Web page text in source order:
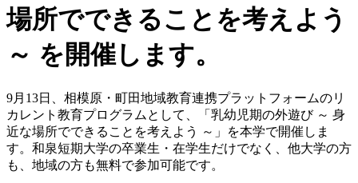
場所でできることを考えよう
～ を開催します。
9月13日、相模原・町田地域教育連携プラットフォームのリ
カレント教育プログラムとして、「乳幼児期の外遊び ～ 身
近な場所でできることを考えよう ～」を本学で開催しま
す。和泉短期大学の卒業生・在学生だけでなく、他大学の方
も、地域の方も無料で参加可能です。